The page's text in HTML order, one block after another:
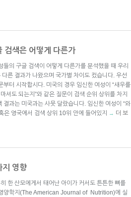
검색은 어떻게 다른가
의 구글 검색이 어떻게 다른가를 분석했을 때 우리
른 결과가 나왔으며 국가별 차이도 컸습니다. 우선
부터 시작합시다. 미국의 경우 임신한 여성이 “새우를
셔도 되는지”와 같은 질문이 검색 순위 상위를 차지
결과는 미국과는 사뭇 달랐습니다. 임신한 여성이 “와
은 영국에서 검색 상위 10위 안에 들어있지
→ 더 보
지 영향
한 산모에게서 태어난 아이가 커서도 튼튼한 뼈를
양학지(The American Journal of Nutrition)에 실